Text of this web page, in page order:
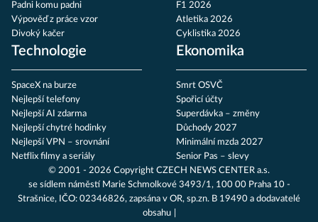
Padni komu padni
Výpověď z práce vzor
Divoký kačer
F1 2026
Atletika 2026
Cyklistika 2026
Technologie
SpaceX na burze
Nejlepší telefony
Nejlepší AI zdarma
Nejlepší chytré hodinky
Nejlepší VPN – srovnání
Netflix filmy a seriály
Ekonomika
Smrt OSVČ
Spořicí účty
Superdávka – změny
Důchody 2027
Minimální mzda 2027
Senior Pas – slevy
© 2001 - 2026 Copyright CZECH NEWS CENTER a.s.
se sídlem náměstí Marie Schmolkové 3493/1, 100 00 Praha 10 -
Strašnice, IČO: 02346826, zapsána v OR, sp.zn. B 19490 a dodavatelé
obsahu